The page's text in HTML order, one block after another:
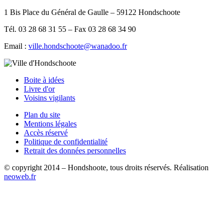
1 Bis Place du Général de Gaulle – 59122 Hondschoote
Tél. 03 28 68 31 55 – Fax 03 28 68 34 90
Email : ville.hondschoote@wanadoo.fr
Boite à idées
Livre d'or
Voisins vigilants
Plan du site
Mentions légales
Accès réservé
Politique de confidentialité
Retrait des données personnelles
© copyright 2014 – Hondshoote, tous droits réservés. Réalisation
neoweb.fr